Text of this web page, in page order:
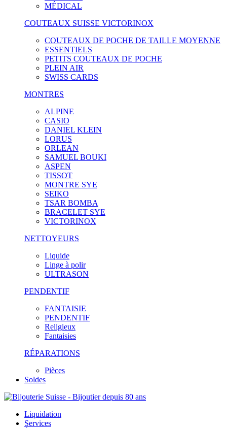
MÉDICAL
COUTEAUX SUISSE VICTORINOX
COUTEAUX DE POCHE DE TAILLE MOYENNE
ESSENTIELS
PETITS COUTEAUX DE POCHE
PLEIN AIR
SWISS CARDS
MONTRES
ALPINE
CASIO
DANIEL KLEIN
LORUS
ORLEAN
SAMUEL BOUKI
ASPEN
TISSOT
MONTRE SYE
SEIKO
TSAR BOMBA
BRACELET SYE
VICTORINOX
NETTOYEURS
Liquide
Linge à polir
ULTRASON
PENDENTIF
FANTAISIE
PENDENTIF
Religieux
Fantaisies
RÉPARATIONS
Pièces
Soldes
Liquidation
Services